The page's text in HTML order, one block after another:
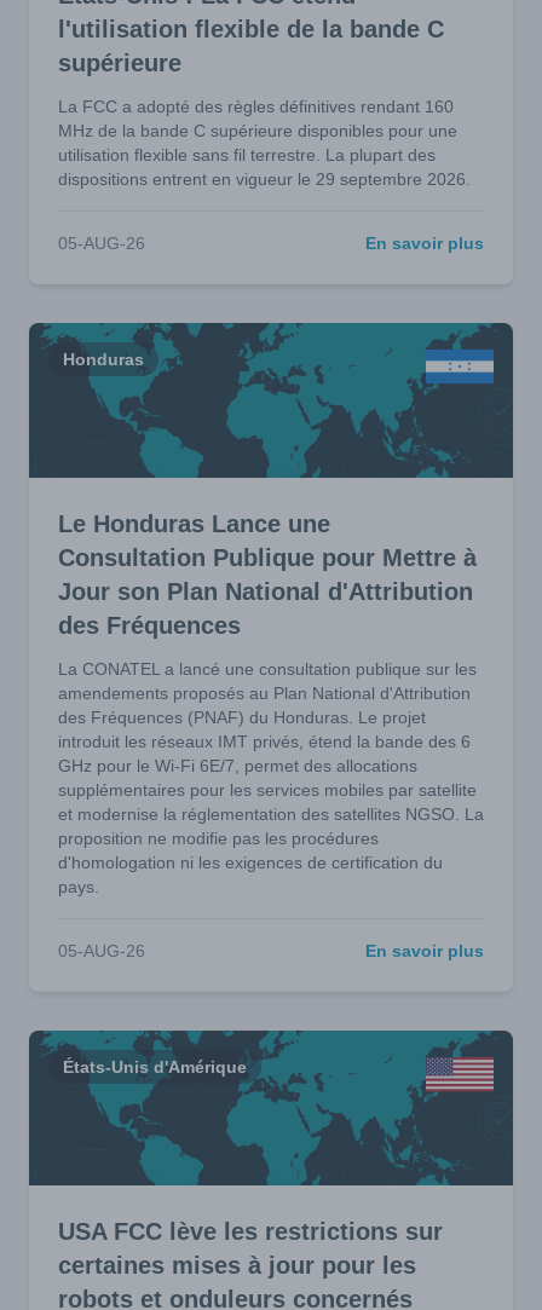
l'utilisation flexible de la bande C
supérieure
La FCC a adopté des règles définitives rendant 160
MHz de la bande C supérieure disponibles pour une
utilisation flexible sans fil terrestre. La plupart des
dispositions entrent en vigueur le 29 septembre 2026.
05-AUG-26 En savoir plus
Honduras
Le Honduras Lance une
Consultation Publique pour Mettre à
Jour son Plan National d'Attribution
des Fréquences
La CONATEL a lancé une consultation publique sur les
amendements proposés au Plan National d'Attribution
des Fréquences (PNAF) du Honduras. Le projet
introduit les réseaux IMT privés, étend la bande des 6
GHz pour le Wi-Fi 6E/7, permet des allocations
supplémentaires pour les services mobiles par satellite
et modernise la réglementation des satellites NGSO. La
proposition ne modifie pas les procédures
d'homologation ni les exigences de certification du
pays.
05-AUG-26 En savoir plus
États-Unis d'Amérique
USA FCC lève les restrictions sur
certaines mises à jour pour les
robots et onduleurs concernés